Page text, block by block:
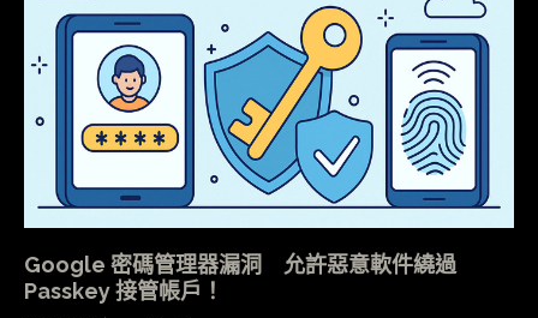
Google 密碼管理器漏洞 允許惡意軟件繞過
Passkey 接管帳戶！